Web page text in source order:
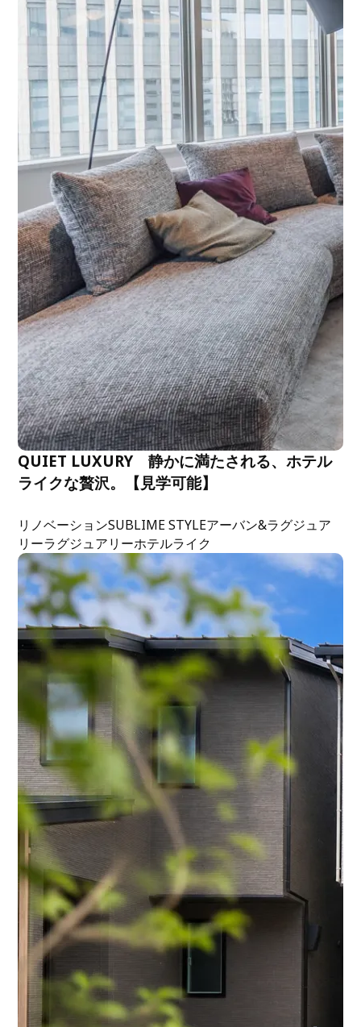
QUIET LUXURY 静かに満たされる、ホテル
ライクな贅沢。【見学可能】
リノベーションSUBLIME STYLEアーバン&ラグジュア
リーラグジュアリーホテルライク